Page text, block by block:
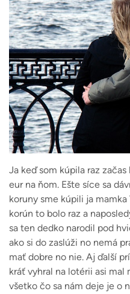
Ja keď som kúpila raz
eur na ňom. Ešte síce sa
koruny sme kúpili ja
korún to bolo raz a
sa ten dedko narodil pod
ako si do zaslúži no nemá
mať dobre no nie. Aj ďalší
kráť vyhral na lotérii asi mal
všetko čo sa nám deje je o